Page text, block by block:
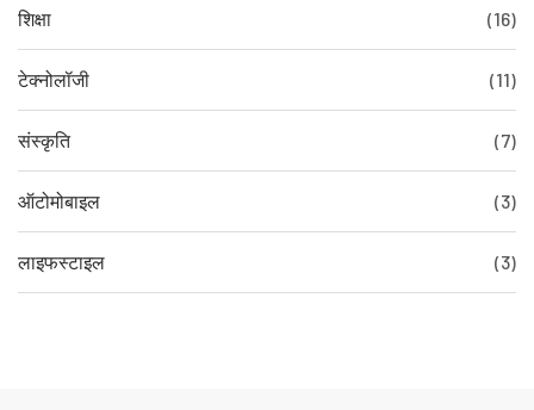
शिक्षा (16)
टेक्नोलॉजी (11)
संस्कृति (7)
ऑटोमोबाइल (3)
लाइफस्टाइल (3)